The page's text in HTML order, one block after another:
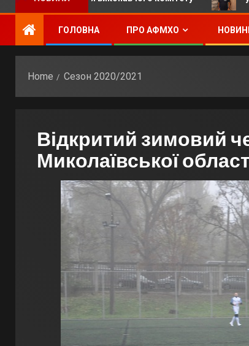
ГОЛОВНА ПРО АФМХО
Home Сезон 2020/2021
Відкритий зимовий
Миколаївської